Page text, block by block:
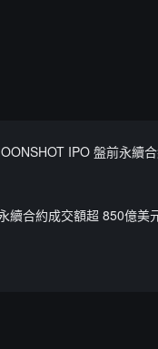
IPO 盤前永續
續合約成交額超 850億美